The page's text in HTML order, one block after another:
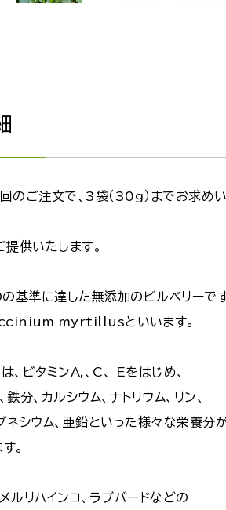
のご注文で、3袋（30g）までお求めい
供いたします。
基準に達した無添加のビルベリーです
myrtillusといいます。
、ビタミンA,、C、 Eをはじめ、
分、カルシウム、ナトリウム、リン、
ネシウム、亜鉛といった様々な栄養分
。
ルリハインコ、ラブバードなどの